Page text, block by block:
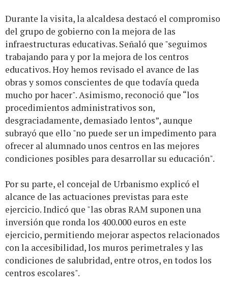
Durante la visita, la alcaldesa destacó el compromiso
del grupo de gobierno con la mejora de las
infraestructuras educativas. Señaló que "seguimos
trabajando para y por la mejora de los centros
educativos. Hoy hemos revisado el avance de las
obras y somos conscientes de que todavía queda
mucho por hacer". Asimismo, reconoció que “los
procedimientos administrativos son,
desgraciadamente, demasiado lentos”, aunque
subrayó que ello "no puede ser un impedimento para
ofrecer al alumnado unos centros en las mejores
condiciones posibles para desarrollar su educación".
Por su parte, el concejal de Urbanismo explicó el
alcance de las actuaciones previstas para este
ejercicio. Indicó que "las obras RAM suponen una
inversión que ronda los 400.000 euros en este
ejercicio, permitiendo mejorar aspectos relacionados
con la accesibilidad, los muros perimetrales y las
condiciones de salubridad, entre otros, en todos los
centros escolares".